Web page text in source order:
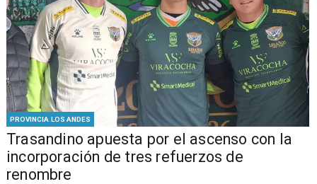
PROVINCIA LOS ANDES
Trasandino apuesta por el ascenso con la
incorporación de tres refuerzos de
renombre